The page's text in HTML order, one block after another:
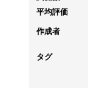
平均評価
作成者
タグ